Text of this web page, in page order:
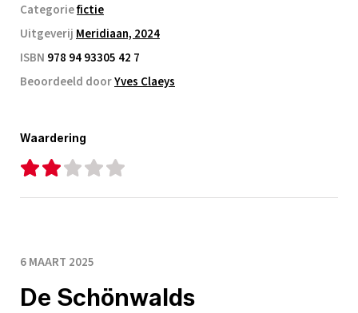
Categoriefictie
Uitgeverij Meridiaan, 2024
ISBN 978 94 93305 42 7
Beoordeeld doorYves Claeys
Waardering
6 MAART 2025
De Schönwalds